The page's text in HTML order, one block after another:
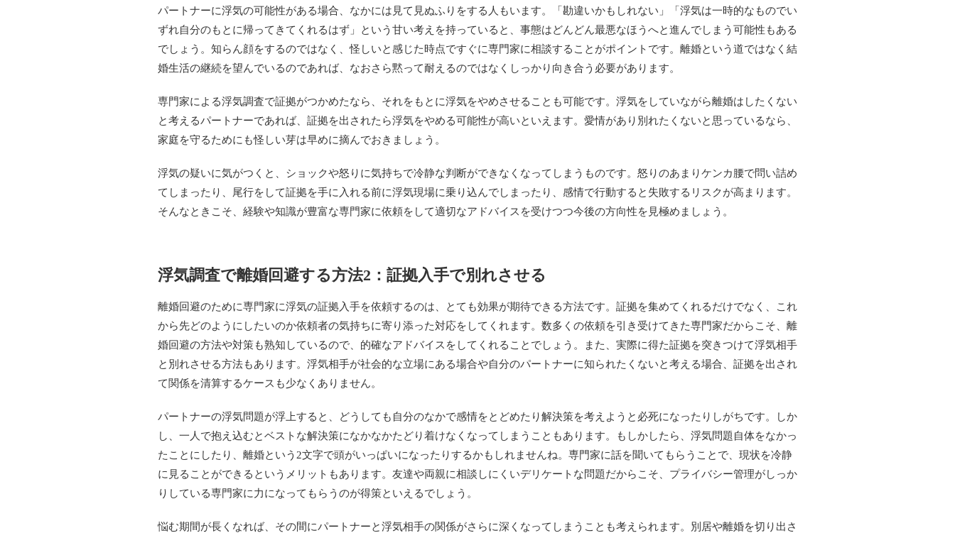
パートナーに浮気の可能性がある場合、なかには見て見ぬふりをする人もいます。「勘違いかもしれない」「浮気は一時的なものでい
ずれ自分のもとに帰ってきてくれるはず」という甘い考えを持っていると、事態はどんどん最悪なほうへと進んでしまう可能性もある
でしょう。知らん顔をするのではなく、怪しいと感じた時点ですぐに専門家に相談することがポイントです。離婚という道ではなく結
婚生活の継続を望んでいるのであれば、なおさら黙って耐えるのではなくしっかり向き合う必要があります。
専門家による浮気調査で証拠がつかめたなら、それをもとに浮気をやめさせることも可能です。浮気をしていながら離婚はしたくない
と考えるパートナーであれば、証拠を出されたら浮気をやめる可能性が高いといえます。愛情があり別れたくないと思っているなら、
家庭を守るためにも怪しい芽は早めに摘んでおきましょう。
浮気の疑いに気がつくと、ショックや怒りに気持ちで冷静な判断ができなくなってしまうものです。怒りのあまりケンカ腰で問い詰め
てしまったり、尾行をして証拠を手に入れる前に浮気現場に乗り込んでしまったり、感情で行動すると失敗するリスクが高まります。
そんなときこそ、経験や知識が豊富な専門家に依頼をして適切なアドバイスを受けつつ今後の方向性を見極めましょう。
浮気調査で離婚回避する方法2：証拠入手で別れさせる
離婚回避のために専門家に浮気の証拠入手を依頼するのは、とても効果が期待できる方法です。証拠を集めてくれるだけでなく、これ
から先どのようにしたいのか依頼者の気持ちに寄り添った対応をしてくれます。数多くの依頼を引き受けてきた専門家だからこそ、離
婚回避の方法や対策も熟知しているので、的確なアドバイスをしてくれることでしょう。また、実際に得た証拠を突きつけて浮気相手
と別れさせる方法もあります。浮気相手が社会的な立場にある場合や自分のパートナーに知られたくないと考える場合、証拠を出され
て関係を清算するケースも少なくありません。
パートナーの浮気問題が浮上すると、どうしても自分のなかで感情をとどめたり解決策を考えようと必死になったりしがちです。しか
し、一人で抱え込むとベストな解決策になかなかたどり着けなくなってしまうこともあります。もしかしたら、浮気問題自体をなかっ
たことにしたり、離婚という2文字で頭がいっぱいになったりするかもしれませんね。専門家に話を聞いてもらうことで、現状を冷静
に見ることができるというメリットもあります。友達や両親に相談しにくいデリケートな問題だからこそ、プライバシー管理がしっか
りしている専門家に力になってもらうのが得策といえるでしょう。
悩む期間が長くなれば、その間にパートナーと浮気相手の関係がさらに深くなってしまうことも考えられます。別居や離婚を切り出さ